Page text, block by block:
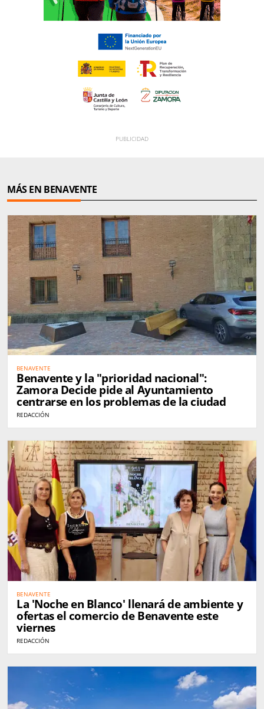
MÁS EN BENAVENTE
BENAVENTE
Benavente y la "prioridad nacional":
Zamora Decide pide al Ayuntamiento
centrarse en los problemas de la ciudad
REDACCIÓN
BENAVENTE
La 'Noche en Blanco' llenará de ambiente y
ofertas el comercio de Benavente este
viernes
REDACCIÓN